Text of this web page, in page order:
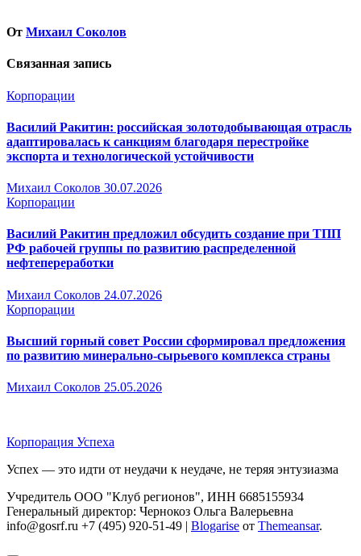
От Михаил Соколов
Связанная запись
Корпорации
Василий Ракитин: российская золотодобывающая отрасль
адаптировалась к санкциям благодаря перестройке
экспорта и технологической устойчивости
Михаил Соколов 30.07.2026
Корпорации
Василий Ракитин предложил обсудить создание при ТПП
РФ рабочей группы по развитию распределенной
нефтепереработки
Михаил Соколов 24.07.2026
Корпорации
Высший горный совет России сформировал предложения
по развитию минерально-сырьевого комплекса страны
Михаил Соколов 25.05.2026
Корпорация Успеха
Успех — это идти от неудачи к неудаче, не теряя энтузиазма
Учредитель ООО "Клуб регионов", ИНН 6685155934
Генеральный директор: Чернокоз Ольга Валерьевна
info@gosrf.ru +7 (495) 920-51-49 | Blogarise от Themeansar.